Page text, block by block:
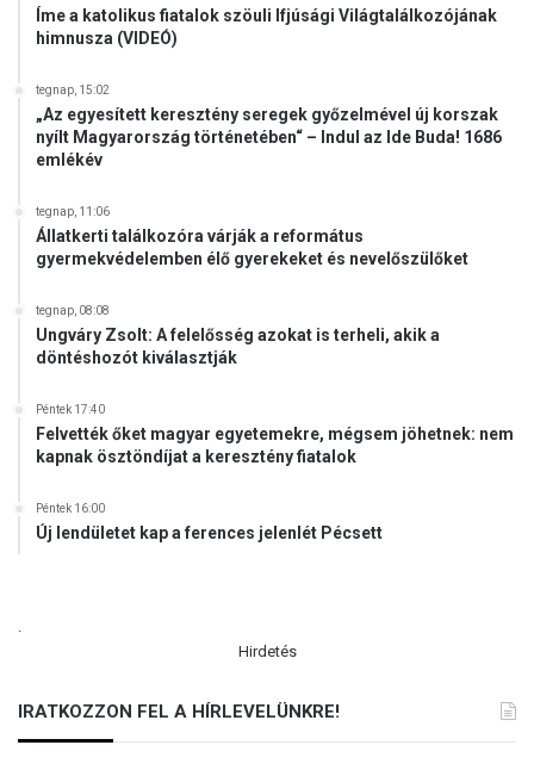
Íme a katolikus fiatalok szöuli Ifjúsági Világtalálkozójának
himnusza (VIDEÓ)
tegnap, 15:02
„Az egyesített keresztény seregek győzelmével új korszak
nyílt Magyarország történetében“ – Indul az Ide Buda! 1686
emlékév
tegnap, 11:06
Állatkerti találkozóra várják a református
gyermekvédelemben élő gyerekeket és nevelőszülőket
tegnap, 08:08
Ungváry Zsolt: A felelősség azokat is terheli, akik a
döntéshozót kiválasztják
Péntek 17:40
Felvették őket magyar egyetemekre, mégsem jöhetnek: nem
kapnak ösztöndíjat a keresztény fiatalok
Péntek 16:00
Új lendületet kap a ferences jelenlét Pécsett
.
Hirdetés
IRATKOZZON FEL A HÍRLEVELÜNKRE!